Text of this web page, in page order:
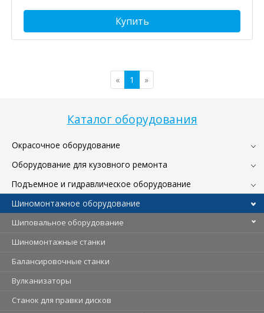
Каталог оборудования
Окрасочное оборудование
Оборудование для кузовного ремонта
Подъемное и гидравлическое оборудование
Шиномонтажное оборудование
Шиповальное оборудование
Шиномонтажные станки
Балансировочные станки
Вулканизаторы
Станок для правки дисков
Купить
« 1 »